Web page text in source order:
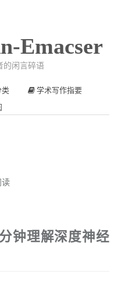
Emacser
的闲言碎语
学术写作指要
读
钟理解深度神经